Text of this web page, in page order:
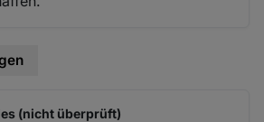
(nicht überprüft)